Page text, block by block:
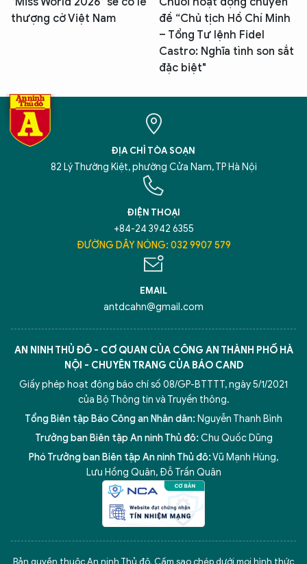
thượng cờ Việt Nam
đề “Chủ tịch Hồ Chí Minh
– Tổng Tư lệnh Fidel
Castro: Nghĩa tình son sắt
đặc biệt"
ĐỊA CHỈ TÒA SOẠN
82 Lý Thường Kiệt, phường Cửa Nam, TP Hà Nội
ĐIỆN THOẠI
+84-24 3942 6355
ĐƯỜNG DÂY NÓNG: 032 9907 579
EMAIL
antdcahn@gmail.com
AN NINH THỦ ĐÔ - CƠ QUAN CỦA CÔNG AN THÀNH PHỐ HÀ
NỘI - CHUYÊN TRANG CỦA BÁO CAND
Giấy phép hoạt động báo chí số 08/GP-BTTTT, ngày 5/1/2021
của Bộ Thông tin và Truyền thông.
Tổng Biên tập Báo Công an Nhân dân: Nguyễn Thanh Bình
Trưởng ban Biên tập An ninh Thủ đô: Chu Quốc Dũng
Phó Trưởng ban Biên tập An ninh Thủ đô:Vũ Mạnh Hùng,
Lưu Hồng Quân, Đỗ Trần Quân
Bản quyền thuộc An ninh Thủ đô. Cấm sao chép dưới mọi hình thức
5 điểm nghẽn của Hà Nội giải pháp xử lý điểm nghẽn của